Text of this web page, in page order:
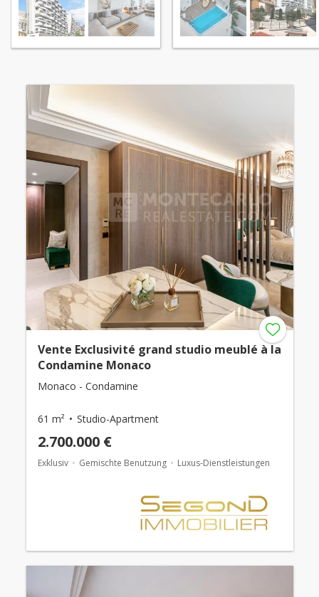
Vente Exclusivité grand studio meublé à la
Condamine Monaco
Monaco - Condamine
61 m² Studio-Apartment
2.700.000 €
Exklusiv Gemischte Benutzung Luxus-Dienstleistungen